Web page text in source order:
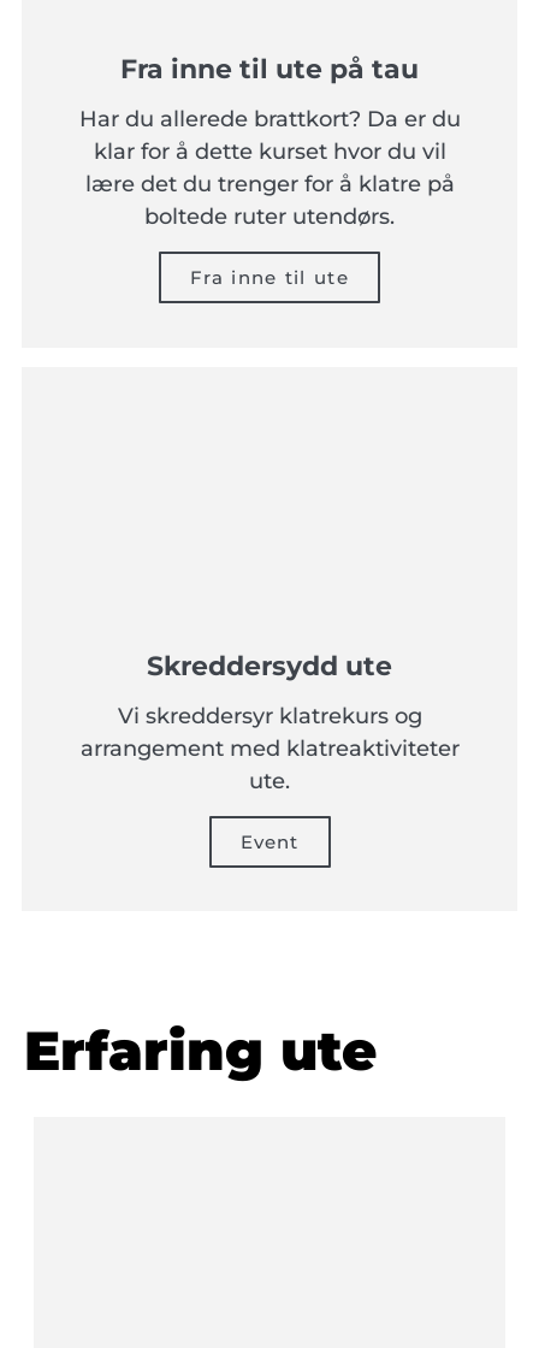
Fra inne til ute på tau
Har du allerede brattkort? Da er du
klar for å dette kurset hvor du vil
lære det du trenger for å klatre på
boltede ruter utendørs.
Fra inne til ute
Skreddersydd ute
Vi skreddersyr klatrekurs og
arrangement med klatreaktiviteter
ute.
Event
Erfaring ute